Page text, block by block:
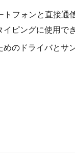
フォンと直接通
ピングに使用でき
のドライバとサ